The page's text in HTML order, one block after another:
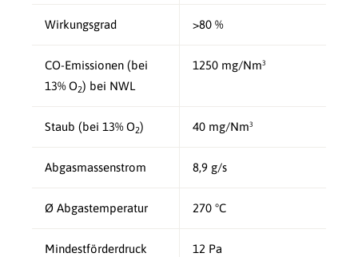
Wirkungsgrad >80 %
CO-Emissionen (bei
13% O2) bei NWL
1250 mg/Nm³
Staub (bei 13% O2) 40 mg/Nm³
Abgasmassenstrom 8,9 g/s
Ø Abgastemperatur 270 °C
Mindestförderdruck 12 Pa